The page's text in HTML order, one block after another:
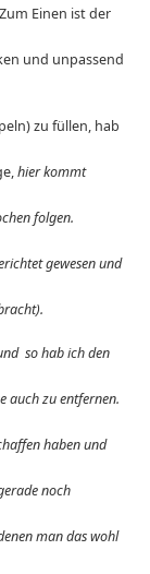
Einen ist der
und unpassend
zu füllen, hab
hier kommt
folgen.
gewesen und
so hab ich den
auch zu entfernen.
haben und
noch
man das wohl